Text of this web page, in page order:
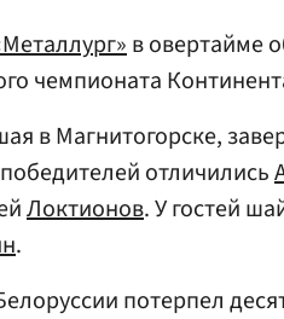
в овертайме
чемпионата
в Магнитогорске,
отличились
Локтионов. У гостей
.
потерпел